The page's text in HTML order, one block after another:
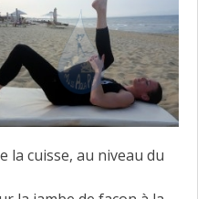
la cuisse, au niveau du